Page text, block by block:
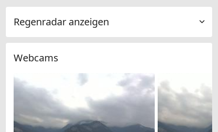
Regenradar anzeigen
Webcams